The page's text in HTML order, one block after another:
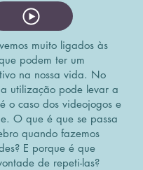
muito ligados às
podem ter um
na nossa vida. No
utilização pode levar a
o caso dos videojogos e
O que é que se passa
quando fazemos
E porque é que
de repeti-las?